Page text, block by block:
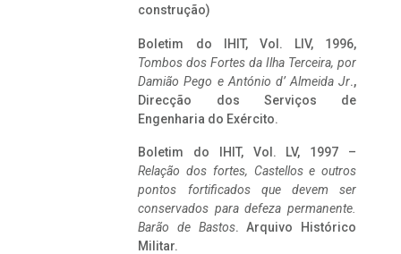
construção)
Boletim do IHIT, Vol. LIV, 1996,
Tombos dos Fortes da Ilha Terceira, por
Damião Pego e António d’ Almeida Jr.,
Direcção dos Serviços de
Engenharia do Exército.
Boletim do IHIT, Vol. LV, 1997 –
Relação dos fortes, Castellos e outros
pontos fortificados que devem ser
conservados para defeza permanente.
Barão de Bastos. Arquivo Histórico
Militar.